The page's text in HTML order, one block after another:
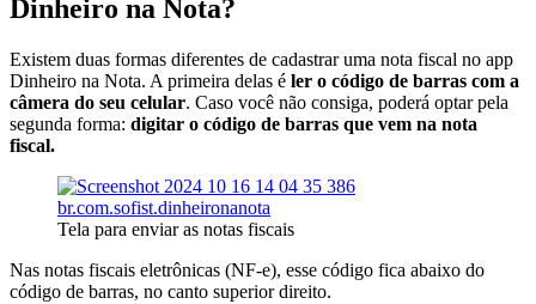
Dinheiro na Nota?
Existem duas formas diferentes de cadastrar uma nota fiscal no app
Dinheiro na Nota. A primeira delas é ler o código de barras com a
câmera do seu celular. Caso você não consiga, poderá optar pela
segunda forma: digitar o código de barras que vem na nota
fiscal.
Tela para enviar as notas fiscais
Nas notas fiscais eletrônicas (NF-e), esse código fica abaixo do
código de barras, no canto superior direito.